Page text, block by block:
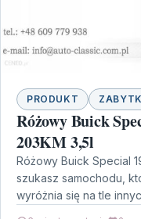
PRODUKT
Różowy Buick
203KM 3,5l
Różowy Buick Special
szukasz samochodu,
wyróżnia się na tle